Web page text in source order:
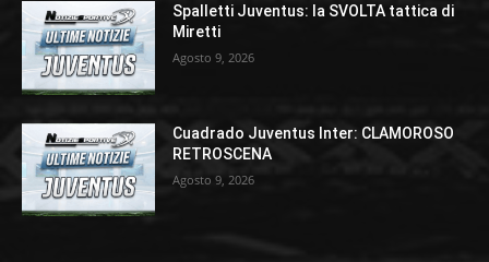
Spalletti Juventus: la SVOLTA tattica di
Miretti
Agosto 9, 2026
Cuadrado Juventus Inter: CLAMOROSO
RETROSCENA
Agosto 9, 2026